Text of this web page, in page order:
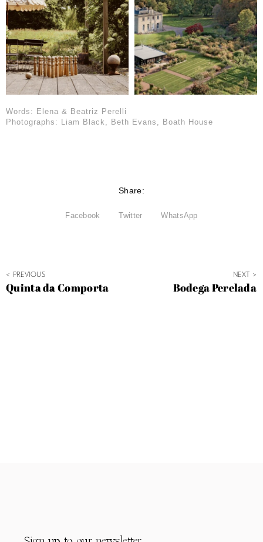
Words: Elena & Beatriz Perelli
Photographs: Liam Black, Beth Evans, Boath House
Share:
Facebook Twitter WhatsApp
< PREVIOUS
Quinta da Comporta
NEXT >
Bodega Perelada